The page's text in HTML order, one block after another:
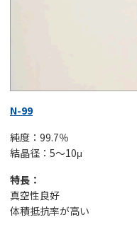
N-99
純度：99.7％
結晶径：5～10μ
特長：
真空性良好
体積抵抗率が高い